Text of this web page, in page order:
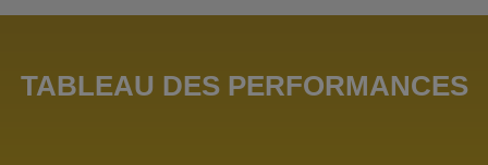
TABLEAU DES PERFORMANCES